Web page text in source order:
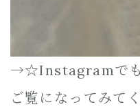
→☆Instagramで
ご覧になってみて